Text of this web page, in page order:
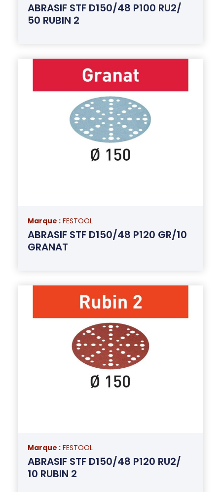
ABRASIF STF D150/48 P100 RU2/
50 RUBIN 2
Marque : FESTOOL
ABRASIF STF D150/48 P120 GR/10
GRANAT
Marque : FESTOOL
ABRASIF STF D150/48 P120 RU2/
10 RUBIN 2